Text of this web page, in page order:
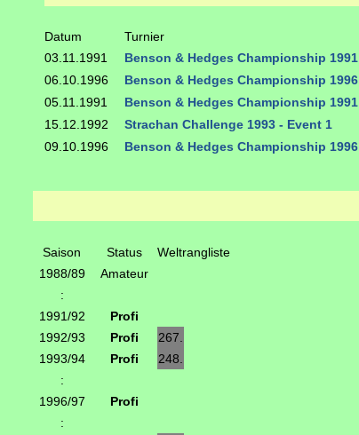
Datum Turnier
03.11.1991
Benson & Hedges Championship 1991
06.10.1996
Benson & Hedges Championship 1996
05.11.1991
Benson & Hedges Championship 1991
15.12.1992
Strachan Challenge 1993 - Event 1
09.10.1996
Benson & Hedges Championship 1996
Saison Status Weltrangliste
1988/89
Amateur
:
1991/92
Profi
1992/93
Profi
267.
1993/94
Profi
248.
:
1996/97
Profi
: